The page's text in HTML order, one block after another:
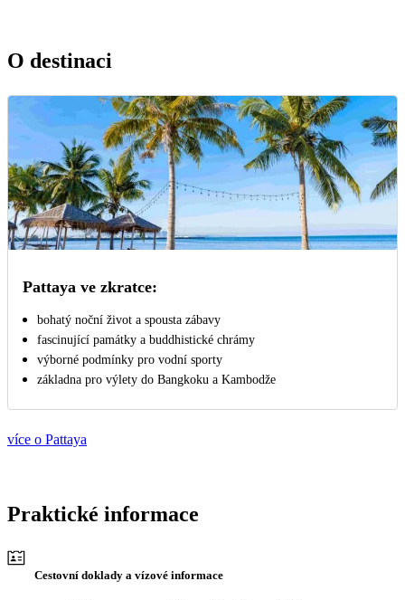
O destinaci
Pattaya ve zkratce:
bohatý noční život a spousta zábavy
fascinující památky a buddhistické chrámy
výborné podmínky pro vodní sporty
základna pro výlety do Bangkoku a Kambodže
více o Pattaya
Praktické informace
Cestovní doklady a vízové informace